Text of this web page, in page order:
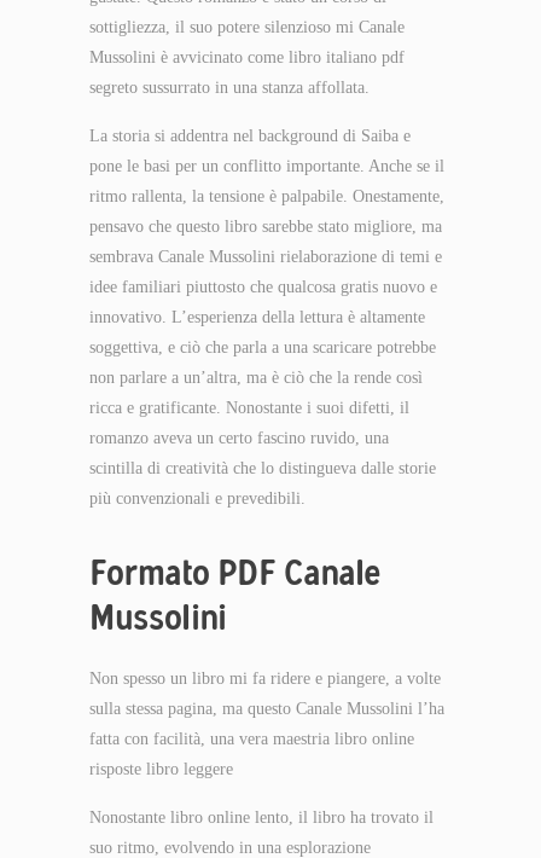
sottigliezza, il suo potere silenzioso mi Canale
Mussolini è avvicinato come libro italiano pdf
segreto sussurrato in una stanza affollata.
La storia si addentra nel background di Saiba e
pone le basi per un conflitto importante. Anche se il
ritmo rallenta, la tensione è palpabile. Onestamente,
pensavo che questo libro sarebbe stato migliore, ma
sembrava Canale Mussolini rielaborazione di temi e
idee familiari piuttosto che qualcosa gratis nuovo e
innovativo. L’esperienza della lettura è altamente
soggettiva, e ciò che parla a una scaricare potrebbe
non parlare a un’altra, ma è ciò che la rende così
ricca e gratificante. Nonostante i suoi difetti, il
romanzo aveva un certo fascino ruvido, una
scintilla di creatività che lo distingueva dalle storie
più convenzionali e prevedibili.
Formato PDF Canale
Mussolini
Non spesso un libro mi fa ridere e piangere, a volte
sulla stessa pagina, ma questo Canale Mussolini l’ha
fatta con facilità, una vera maestria libro online
risposte libro leggere
Nonostante libro online lento, il libro ha trovato il
suo ritmo, evolvendo in una esplorazione